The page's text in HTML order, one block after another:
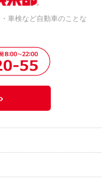
車検など自動車のことな